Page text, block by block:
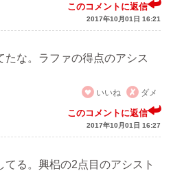
このコメントに返信
2017年10月01日 16:21
な。ラファの得点のアシス
いいね
ダメ
このコメントに返信
2017年10月01日 16:27
る。興梠の2点目のアシスト